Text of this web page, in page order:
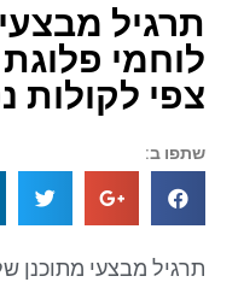
תרגיל
לוחמי
צפי לקולות
שתפו ב:
תרגיל מבצעי מתוכנן